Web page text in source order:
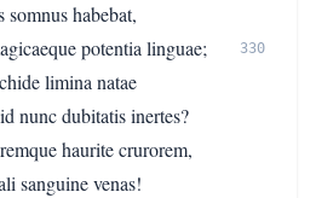
somnus habebat,
potentia linguae;
330
limina natae
nunc dubitatis inertes?
haurite crurorem,
sanguine venas!